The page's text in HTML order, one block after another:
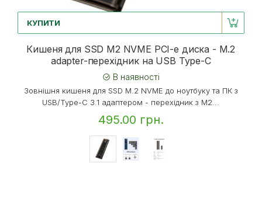
КУПИТИ
Кишеня для SSD M2 NVME PCI-e диска - M.2
adapter-перехідник на USB Type-C
В наявності
Зовнішня кишеня для SSD M.2 NVME до ноутбуку та ПК з
USB/Type-C 3.1 адаптером - перехідник з M2...
495.00 грн.